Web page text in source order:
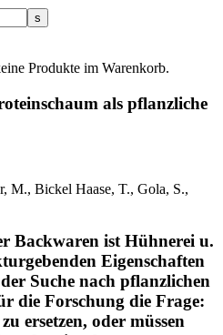
Produkte im Warenkorb.
als pflanzliche
M., Bickel Haase, T., Gola, S.,
Backwaren ist Hühnerei u.
Eigenschaften
Suche nach pflanzlichen
die Forschung die Frage:
ersetzen, oder müssen